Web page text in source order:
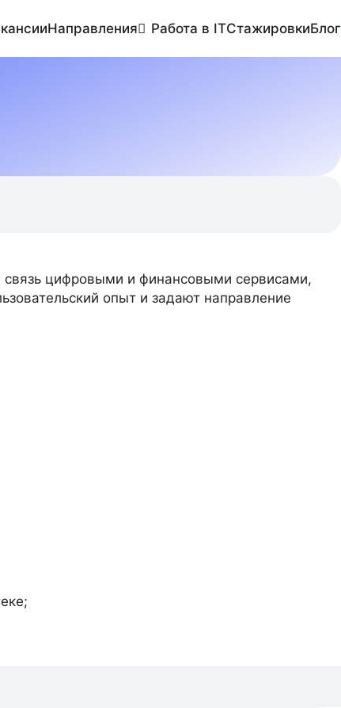
Направления
ПРОДУКТАМИ/ПРОЕКТАМИ/ПРОЦЕССАМИ
Работа в ITСтажировкиБлог
цифровыми и финансовыми сервисами,
опыт и задают направление